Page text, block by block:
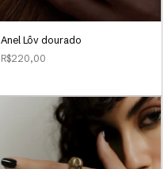
Anel Lôv dourado
R$220,00